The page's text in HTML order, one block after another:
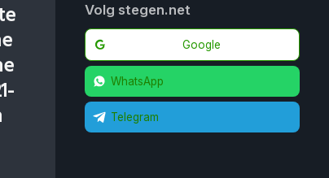
Volg stegen.net
Google
WhatsApp
Telegram